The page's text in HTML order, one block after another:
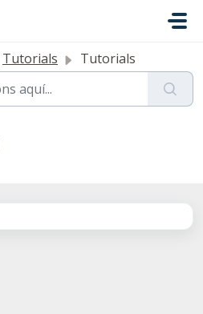
Tutorials Tutorials